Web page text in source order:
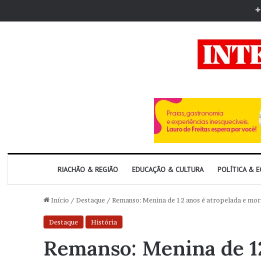
RIACHÃO & REGIÃO EDUCAÇÃO & CULTURA POLÍTICA &
Início / Destaque / Remanso: Menina de 12 anos é atropelada e
Destaque História
Remanso: Menina de